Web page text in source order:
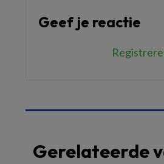
Geef je reactie
Gerelateerde